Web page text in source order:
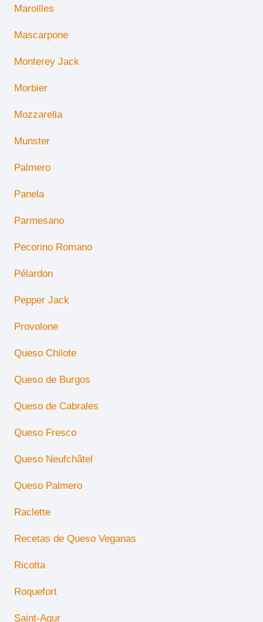
Maroilles
Mascarpone
Monterey Jack
Morbier
Mozzarella
Munster
Palmero
Panela
Parmesano
Pecorino Romano
Pélardon
Pepper Jack
Provolone
Queso Chilote
Queso de Burgos
Queso de Cabrales
Queso Fresco
Queso Neufchâtel
Queso Palmero
Raclette
Recetas de Queso Veganas
Ricotta
Roquefort
Saint-Agur